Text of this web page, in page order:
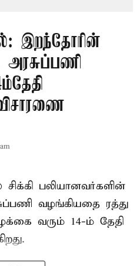
இறந்தோரின்
அரசுப்பணி
சிக்கி பலியானவர்களின்
வழங்கியதை ரத்து
வரும் 14-ம் தேதி